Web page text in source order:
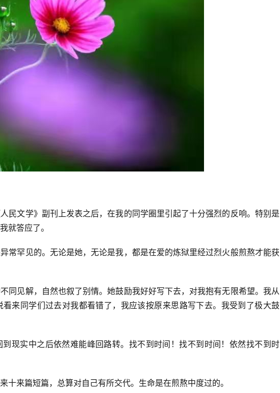
民文学》副刊上发表之后，在我的同学圈里引起了十分强烈的反响。特别是
就答应了。
常罕见的。无论是她，无论是我，都是在爱的炼狱里经过烈火般煎熬才能获
同见解，自然也叙了别情。她鼓励我好好写下去，对我抱有无限希望。我从
来同学们过去对我都看错了，我应该按原来思路写下去。我受到了极大鼓
现实中之后依然难能峰回路转。找不到时间！找不到时间！依然找不到时
十来篇短篇，总算对自己有所交代。生命是在煎熬中度过的。